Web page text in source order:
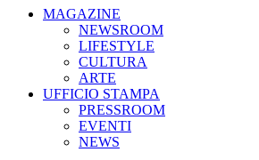
MAGAZINE
NEWSROOM
LIFESTYLE
CULTURA
ARTE
UFFICIO STAMPA
PRESSROOM
EVENTI
NEWS